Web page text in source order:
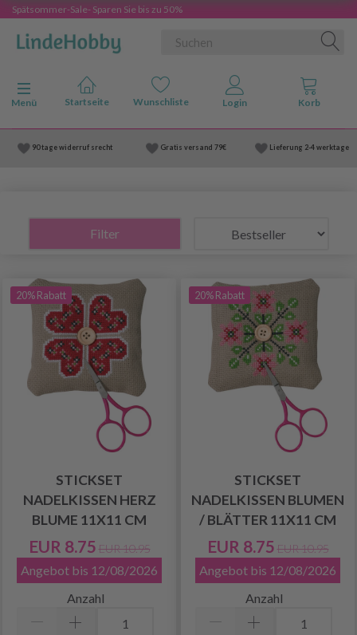
Spätsommer-Sale- Sparen Sie bis zu 50%
Anzeige ändern
Menü
90 tage widerruf srecht Gratis versand 79€ Lieferung 2-4 werktage
Filter
20% Rabatt
STICKSET
NADELKISSEN HERZ
BLUME 11X11 CM
EUR 8.75 EUR 10.95
Angebot bis 12/08/2026
Anzahl
20% Rabatt
STICKSET
NADELKISSEN BLUMEN
/ BLÄTTER 11X11 CM
EUR 8.75 EUR 10.95
Angebot bis 12/08/2026
Anzahl